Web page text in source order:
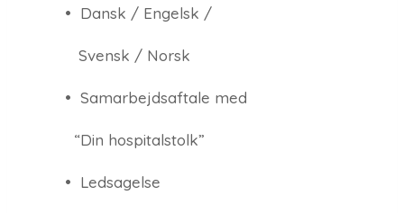
• Dansk / Engelsk /
Svensk / Norsk
• Samarbejdsaftale med
“Din hospitalstolk”
• Ledsagelse